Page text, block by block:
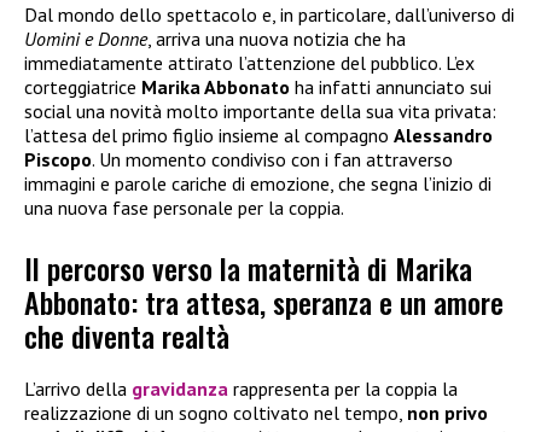
Dal mondo dello spettacolo e, in particolare, dall’universo di
Uomini e Donne, arriva una nuova notizia che ha
immediatamente attirato l’attenzione del pubblico. L’ex
corteggiatrice Marika Abbonato ha infatti annunciato sui
social una novità molto importante della sua vita privata:
l’attesa del primo figlio insieme al compagno Alessandro
Piscopo. Un momento condiviso con i fan attraverso
immagini e parole cariche di emozione, che segna l’inizio di
una nuova fase personale per la coppia.
Il percorso verso la maternità di Marika
Abbonato: tra attesa, speranza e un amore
che diventa realtà
L’arrivo della gravidanza rappresenta per la coppia la
realizzazione di un sogno coltivato nel tempo, non privo